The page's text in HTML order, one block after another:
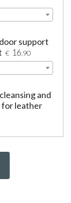
support
€ 16 ,90
and
for leather